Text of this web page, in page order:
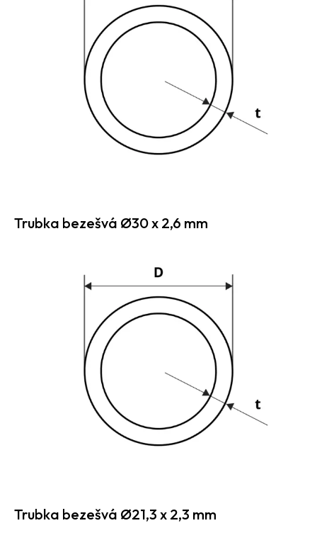
Trubka bezešvá Ø30 x 2,6 mm
Trubka bezešvá Ø21,3 x 2,3 mm